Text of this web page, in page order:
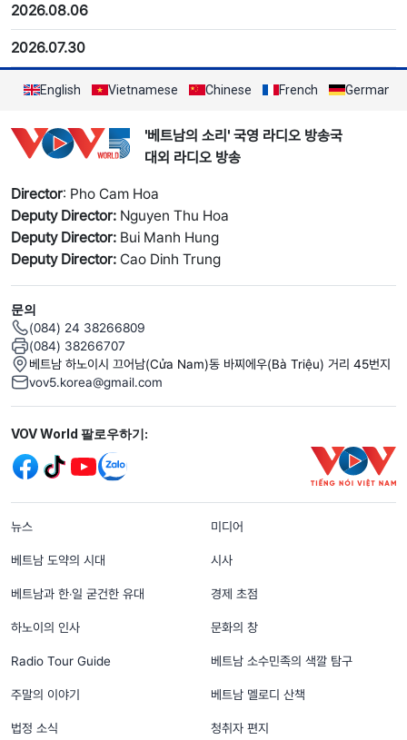
2026.08.06
2026.07.30
English Vietnamese Chinese French German
'베트남의 소리' 국영 라디오 방송국
대외 라디오 방송
Director: Pho Cam Hoa
Deputy Director: Nguyen Thu Hoa
Deputy Director: Bui Manh Hung
Deputy Director: Cao Dinh Trung
문의
(084) 24 38266809
(084) 38266707
베트남 하노이시 끄어남(Cửa Nam)동 바찌에우(Bà Triệu) 거리 45번지
vov5.korea@gmail.com
Mạng xã hội
VOV World 팔로우하기:
menu footer tiếng Hàn
뉴스 미디어
베트남 도약의 시대 시사
베트남과 한‧일 굳건한 유대 경제 초점
하노이의 인사 문화의 창
Radio Tour Guide 베트남 소수민족의 색깔 탐구
주말의 이야기 베트남 멜로디 산책
법정 소식 청취자 편지